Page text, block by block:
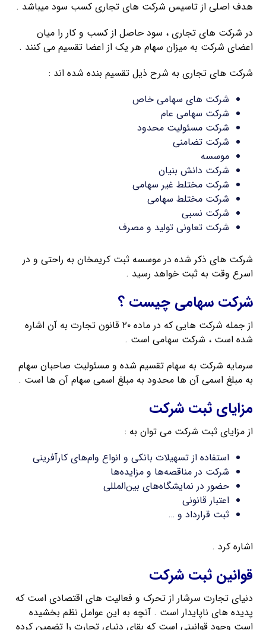
هدف اصلی از تاسیس شرکت های تجاری کسب سود میباشد .
در شرکت های تجاری ، سود حاصل از کسب و کار را میان
اعضای شرکت به میزان سهام هر یک از اعضا تقسیم می کنند .
شرکت های تجاری به شرح ذیل تقسیم بنده شده اند :
شرکت های سهامی خاص
شرکت سهامی عام
شرکت مسئولیت محدود
شرکت تضامنی
موسسه
شرکت دانش بنیان
شرکت مختلط غیر سهامی
شرکت مختلط سهامی
شرکت نسبی
شرکت تعاونی تولید و مصرف
شرکت های ذکر شده در موسسه ثبت کریمخان به راحتی و در
اسرع وقت به ثبت خواهد رسید .
شرکت سهامی چیست ؟
از جمله شرکت هایی که در ماده ۲۰ قانون تجارت به آن اشاره
شده است ، شرکت سهامی است .
سرمایه شرکت به سهام تقسیم شده و مسئولیت صاحبان سهام
به مبلغ اسمی آن ها محدود به مبلغ اسمی سهام آن ها است .
مزایای ثبت شرکت
از مزایای ثبت شرکت می توان به :
استفاده از تسهیلات بانکی و انواع وام‌های کارآفرینی
شرکت در مناقصه‌ها و مزایده‌ها
حضور در نمایشگاه‌های بین‌المللی
اعتبار قانونی
ثبت قرارداد و …
اشاره کرد .
قوانین ثبت شرکت
دنیای تجارت سرشار از تحرک و فعالیت های اقتصادی است که
پدیده های ناپایدار است . آنچه به این عوامل نظم بخشیده
است وجود قوانینی است که بقای دنیای تجارت را تضمین کرده